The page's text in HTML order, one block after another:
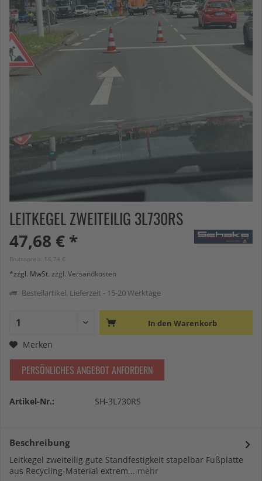
LEITKEGEL ZWEITEILIG 3L730RS
47,68 € *
Bruttopreis: 56,74 €
*zzgl. MwSt. zzgl. Versandkosten
Bestellartikel. Lieferzeit - 15-20 Werktage
In den Warenkorb
Merken
PERSÖNLICHES ANGEBOT ANFORDERN
Artikel-Nr.: SH-3L730RS
Beschreibung
Leitkegel zweiteilig gute Standfestigkeit stapelbar Fußplatte
aus Recycling-Material extrem... mehr